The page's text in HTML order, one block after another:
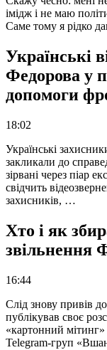
імідж і не маю
Саме тому я рідко
Українські
Федорова у
допомоги
18:02
Українські
закликали до
зірвані через піар
свідчить
захисників, …
Хто і як
звільнення
16:44
Слід знову привів
публікував своє
«картонний
Telegram-груп